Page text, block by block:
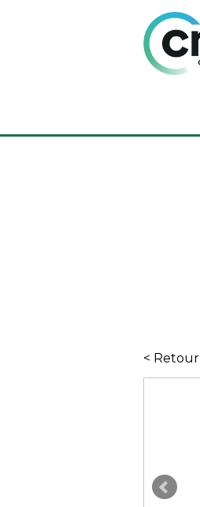
< Retour